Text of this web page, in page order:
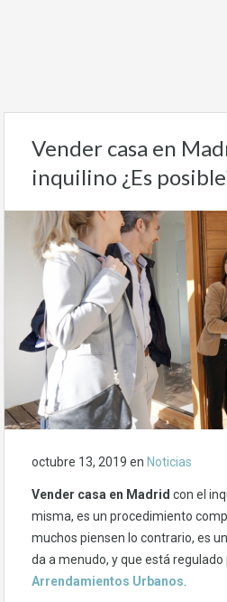
Vender casa en
inquilino ¿Es
octubre 13, 2019 en Noticias
Vender casa en Madrid con el
misma, es un procedimiento
muchos piensen lo contrario, es
da a menudo, y que está regulado
Arrendamientos Urbanos.